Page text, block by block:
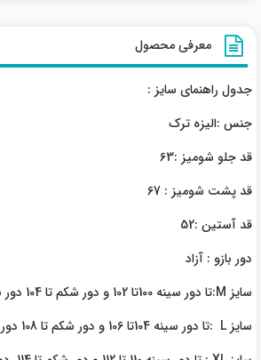
معرفی محصول
جدول راهنمای سایز :
جنس :الیزه ترک
قد جلو شومیز :63
قد پشت شومیز : 67
قد آستین :52
دور بازو : آزاد
سایز M:تا دور سینه 100تا 102 و دور شکم تا 104 دور باسن 110
سایز L :تا دور سینه 104تا 106 و دور شکم تا 108 دور باسن 114